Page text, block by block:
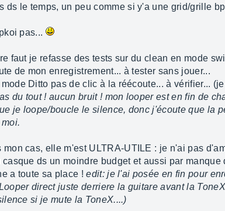
ds le temps, un peu comme si y'a une grid/grille
pas...
faut je refasse des tests sur du clean en mode
de mon enregistrement... à tester sans jouer...
Ditto pas de clic à la réécoute... à vérifier...
du tout ! aucun bruit ! mon looper est en fin de
je loope/boucle le silence, donc j'écoute que la
mon cas, elle m'est ULTRA-UTILE : je n'ai pas
casque ds un moindre budget et aussi par
a toute sa place !edit: je l'ai posée en fin pour
direct juste derriere la guitare avant la
si je mute la ToneX....)